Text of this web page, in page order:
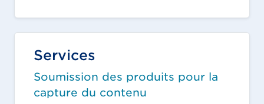
Services
Soumission des produits pour la
capture du contenu